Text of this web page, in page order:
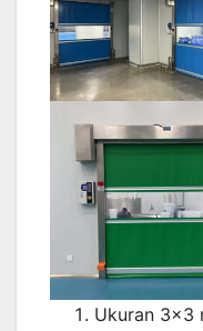
Ukuran 3x3